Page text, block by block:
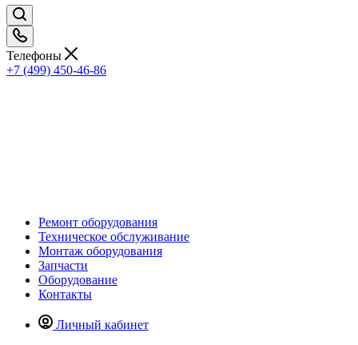
Телефоны
+7 (499) 450-46-86
Ремонт оборудования
Техническое обслуживание
Монтаж оборудования
Запчасти
Оборудование
Контакты
Личный кабинет